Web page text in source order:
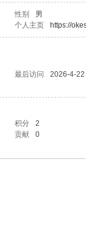
性别
男
个人主页
https://
最后访问
2026-4-
积分
2
贡献 0